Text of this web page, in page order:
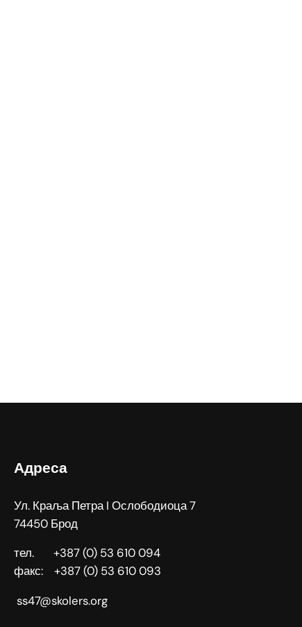
Адреса
Ул. Краља Петра I Ослободиоца 7
74450 Брод
тел. +387 (0) 53 610 094
факс: +387 (0) 53 610 093
ss47@skolers.org